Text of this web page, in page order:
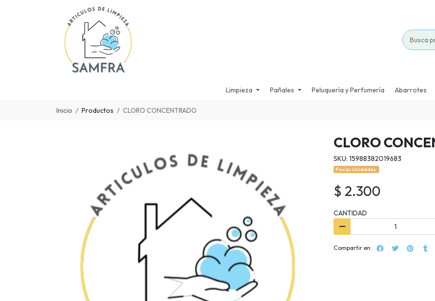
Limpieza Pañales Peluquería y Perfumería Abarrotes
Inicio Productos CLORO CONCENTRADO
CLORO
SKU: 15988382019683
Pocas Unidades.
$ 2.300
CANTIDAD
Compartir en: